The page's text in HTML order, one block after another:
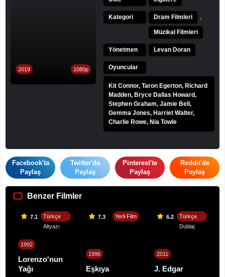
2019 1080p
Kategori Dram Filmleri
Müzikal Filmleri
Yönetmen Levan Doran
Oyuncular
Kit Connor, Taron Egerton, Richard
Madden, Bryce Dallas Howard,
Stephen Graham, Jamie Bell,
Gemma Jones, Harriet Walter,
Charlie Rowe, Nia Towle
Facebook'ta
Paylaş
Twitter'da
Paylaş
Pinterest'te
Paylaş
Reddit'de
Paylaş
Benzer Filmler
7.1
Türkçe
Altyazı
1992
Lorenzo'nun
Yağı
7.3 Yerli Film
1996
Eşkıya
6.2
Türkçe
Dublaj
2011
J. Edgar